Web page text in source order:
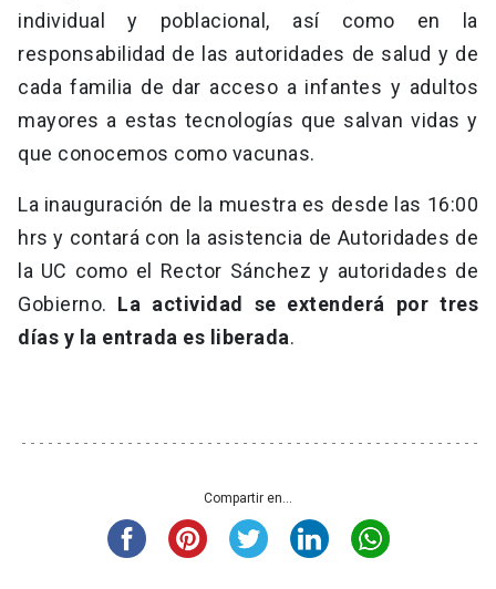
individual y poblacional, así como en la
responsabilidad de las autoridades de salud y de
cada familia de dar acceso a infantes y adultos
mayores a estas tecnologías que salvan vidas y
que conocemos como vacunas.
La inauguración de la muestra es desde las 16:00
hrs y contará con la asistencia de Autoridades de
la UC como el Rector Sánchez y autoridades de
Gobierno. La actividad se extenderá por tres
días y la entrada es liberada.
Compartir en...